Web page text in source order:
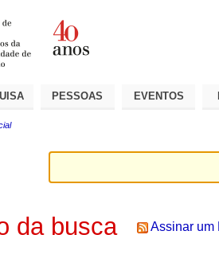
PESSOAS EVENTOS
da busca Assinar um